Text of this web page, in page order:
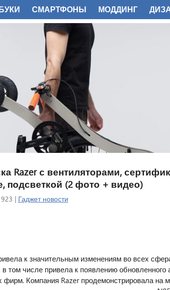
Razer с вентиляторами,
подсветкой (2 фото + видео)
| Гаджет новости
к значительным изменениям во всех
том числе привела к появлению обновленного
фирм. Компания Razer продемонстрировала на
СМАРТФОНЫ МОДДИНГ
ФОТО